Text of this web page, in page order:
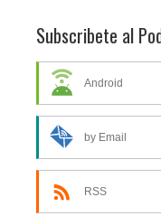
Subscribete al
Android
by Email
RSS